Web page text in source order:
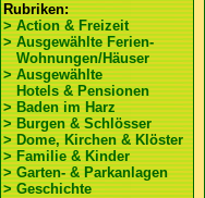
Rubriken:
> Action & Freizeit
> Ausgewählte Ferien-
Wohnungen/Häuser
> Ausgewählte
Hotels & Pensionen
> Baden im Harz
> Burgen & Schlösser
> Dome, Kirchen & Klöster
> Familie & Kinder
> Garten- & Parkanlagen
> Geschichte